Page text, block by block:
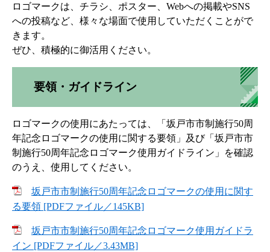
ロゴマークは、チラシ、ポスター、Webへの掲載やSNS
への投稿など、様々な場面で使用していただくことがで
きます。
ぜひ、積極的に御活用ください。
要領・ガイドライン
ロゴマークの使用にあたっては、「坂戸市市制施行50周
年記念ロゴマークの使用に関する要領」及び「坂戸市市
制施行50周年記念ロゴマーク使用ガイドライン」を確認
のうえ、使用してください。
坂戸市市制施行50周年記念ロゴマークの使用に関す
る要領 [PDFファイル／145KB]
坂戸市市制施行50周年記念ロゴマーク使用ガイドラ
イン [PDFファイル／3.43MB]